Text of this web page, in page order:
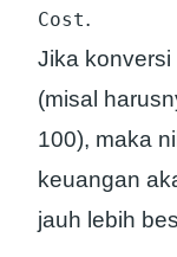
Cost.
Jika konversi
(misal
100), maka
keuangan
jauh lebih